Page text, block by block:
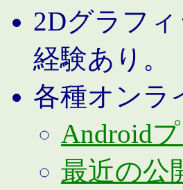
2Dグラフ
経験あり。
各種オンラ
Android
最近の公